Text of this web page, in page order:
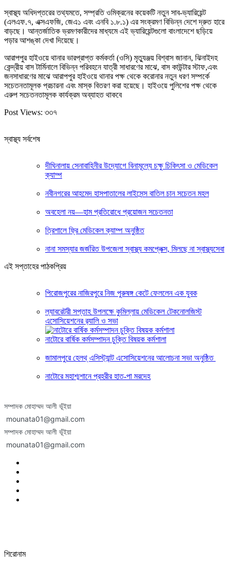
স্বাস্থ্য অধিদপ্তরের তথ্যমতে, সম্প্রতি ওমিক্রনের কয়েকটি নতুন সাব-ভ্যারিয়েন্ট
(এলএফ.৭, এক্সএফজি, জেএ১ এবং এনবি ১.৮.১) এর সংক্রমণ বিভিন্ন দেশে দ্রুত হারে
বাড়ছে। আন্তর্জাতিক ভ্রমণকারীদের মাধ্যমে এই ভ্যারিয়েন্টগুলো বাংলাদেশে ছড়িয়ে
পড়ার আশঙ্কা দেখা দিয়েছে।
আরাপপুর হাইওয়ে থানার ভারপ্রাপ্ত কর্মকর্তা (ওসি) মৃত্যুঞ্জয় বিশ্বাস জানান, ঝিনাইদহ
কেন্দ্রীয় বাস টার্মিনালে বিভিন্ন পরিবহনে যাত্রী সাধারণের মাঝে, বাস কাউন্টার স্টাফ,এবং
জনসাধারণের মাঝে আরাপপুর হাইওয়ে থানার পক্ষ থেকে করোনার নতুন ধরণ সম্পর্কে
সচেতনতামূলক প্রচারনা এবং মাস্ক বিতরণ‌ করা হয়েছে। হাইওয়ে পুলিশের পক্ষ থেকে
এরুপ সচেতনতামূলক কার্যক্রম অব্যাহত থাকবে
Post Views: ৩৩৭
স্বাস্থ্য সর্বশেষ
দীঘিনালায় সেনাবাহিনীর উদ্যোগে বিনামূল্যে চক্ষু চিকিৎসা ও মেডিকেল
ক্যাম্প
নবীনগরের আহমেদ হাসপাতালের লাইসেন্স বাতিল চান সচেতন মহল
অবহেলা নয়—হাম প্রতিরোধে প্রয়োজন সচেতনতা
ত্রিশালে ফ্রি মেডিকেল ক্যাম্প অনুষ্ঠিত
নানা সমস্যার জর্জরিত উপজেলা স্বাস্থ্য কমপ্লেক্স, মিলছে না স্বাস্থ্যসেবা
এই সপ্তাহের পাঠকপ্রিয়
পিরোজপুরের নাজিরপুরে নিজ পুরুষঙ্গ কেটে ফেললেন এক যুবক
ল্যাবরেটরী সপ্তাহ উপলক্ষে কুমিল্লায় মেডিকেল টেকনোলজিস্ট
এসোসিয়েশনের র‌্যালি ও সভা
নাটোরে বার্ষিক কর্মসম্পাদন চুক্তি বিষয়ক কর্মশালা
জামালপুরে হেলথ্ এসিস্ট্যান্ট এসোসিয়েশনের আলোচনা সভা অনুষ্ঠিত
নাটোরে মহাশ্মশানে প্রহরীর হাত-পা মরদেহ
সম্পাদক মোহাম্মদ আলী ভূঁইয়া
mounata01@gmail.com
সম্পাদক মোহাম্মদ আলী ভূঁইয়া
mounata01@gmail.com
শিরোনাম